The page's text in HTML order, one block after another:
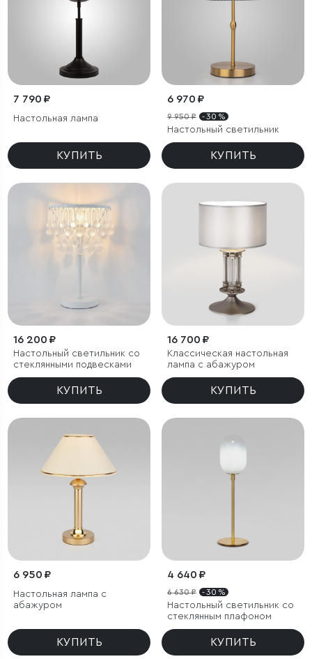
7 790 ₽
Настольная лампа
КУПИТЬ
6 970 ₽
9 950 ₽ - 30 %
Настольный светильник
КУПИТЬ
16 200 ₽
Настольный светильник со
стеклянными подвесками
КУПИТЬ
16 700 ₽
Классическая настольная
лампа с абажуром
КУПИТЬ
6 950 ₽
Настольная лампа с
абажуром
КУПИТЬ
4 640 ₽
6 630 ₽ - 30 %
Настольный светильник со
стеклянным плафоном
КУПИТЬ